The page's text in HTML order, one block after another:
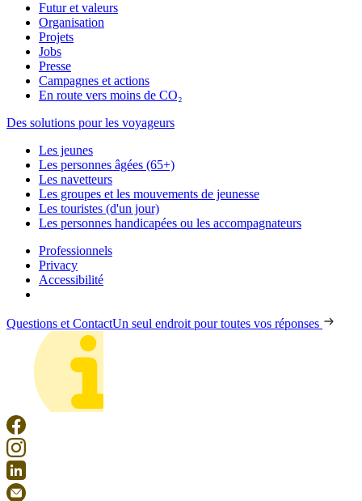
Futur et valeurs
Organisation
Projets
Jobs
Presse
Campagnes et actions
En route vers moins de CO₂
Des solutions pour les voyageurs
Les jeunes
Les personnes âgées (65+)
Les navetteurs
Les groupes et les mouvements de jeunesse
Les touristes (d'un jour)
Les personnes handicapées ou les accompagnateurs
Professionnels
Privacy
Accessibilité
Questions et ContactUn seul endroit pour toutes vos réponses